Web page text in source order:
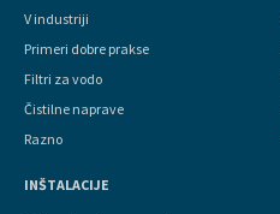
V industriji
Primeri dobre prakse
Filtri za vodo
Čistilne naprave
Razno
INŠTALACIJE